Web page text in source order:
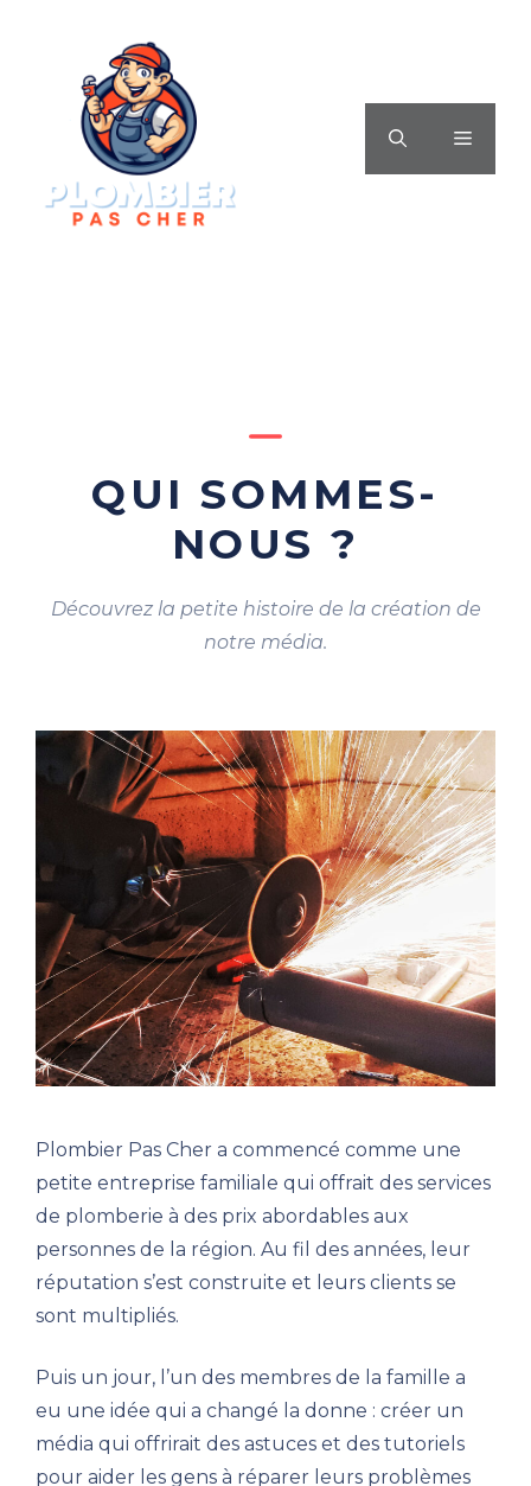
contenu
MENU
QUI SOMMES-
NOUS ?
Découvrez la petite histoire de la création de
notre média.
Plombier Pas Cher a commencé comme une
petite entreprise familiale qui offrait des services
de plomberie à des prix abordables aux
personnes de la région. Au fil des années, leur
réputation s’est construite et leurs clients se
sont multipliés.
Puis un jour, l’un des membres de la famille a
eu une idée qui a changé la donne : créer un
média qui offrirait des astuces et des tutoriels
pour aider les gens à réparer leurs problèmes